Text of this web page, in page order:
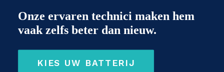
Onze ervaren technici maken hem
vaak zelfs beter dan nieuw.
KIES UW BATTERIJ